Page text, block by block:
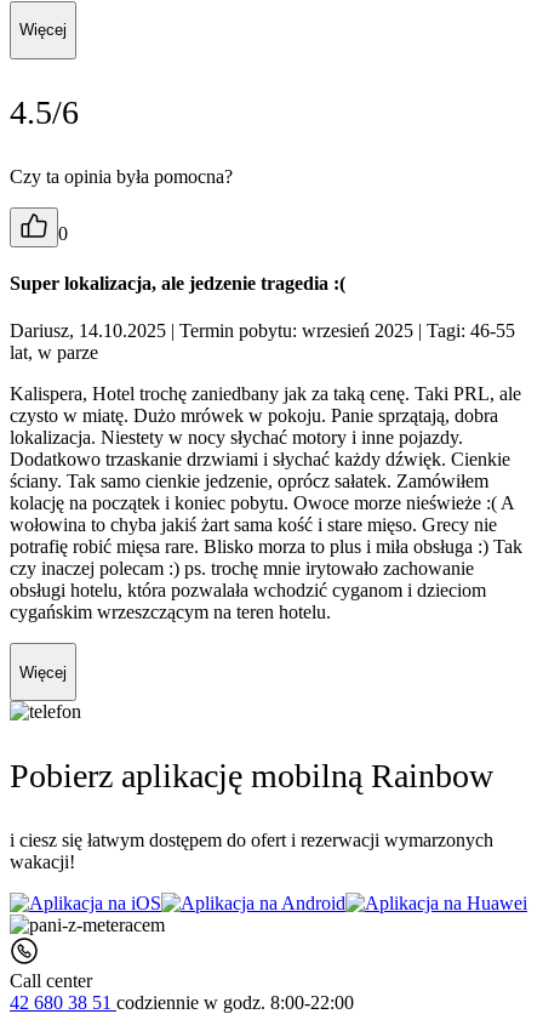
Więcej
4.5/6
Czy ta opinia była pomocna?
0
Super lokalizacja, ale jedzenie tragedia :(
Dariusz, 14.10.2025 | Termin pobytu: wrzesień 2025 | Tagi: 46-55
lat, w parze
Kalispera, Hotel trochę zaniedbany jak za taką cenę. Taki PRL, ale
czysto w miatę. Dużo mrówek w pokoju. Panie sprzątają, dobra
lokalizacja. Niestety w nocy słychać motory i inne pojazdy.
Dodatkowo trzaskanie drzwiami i słychać każdy dźwięk. Cienkie
ściany. Tak samo cienkie jedzenie, oprócz sałatek. Zamówiłem
kolację na początek i koniec pobytu. Owoce morze nieświeże :( A
wołowina to chyba jakiś żart sama kość i stare mięso. Grecy nie
potrafię robić mięsa rare. Blisko morza to plus i miła obsługa :) Tak
czy inaczej polecam :) ps. trochę mnie irytowało zachowanie
obsługi hotelu, która pozwalała wchodzić cyganom i dzieciom
cygańskim wrzeszczącym na teren hotelu.
Więcej
Pobierz aplikację mobilną Rainbow
i ciesz się łatwym dostępem do ofert i rezerwacji wymarzonych
wakacji!
Call center
42 680 38 51 codziennie w godz. 8:00-22:00